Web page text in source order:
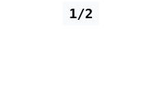
1/2